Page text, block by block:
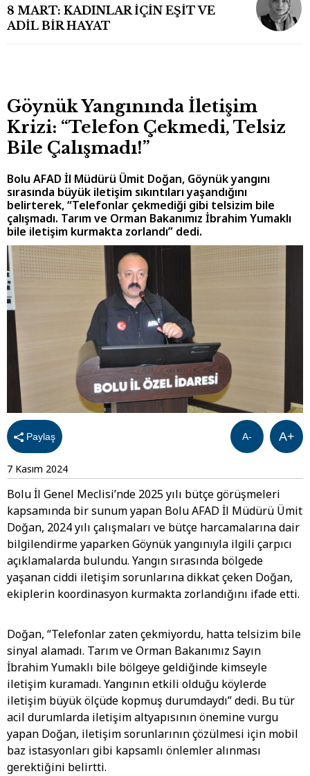
8 MART: KADINLAR İÇİN EŞİT VE
ADİL BİR HAYAT
Göynük Yangınında İletişim
Krizi: “Telefon Çekmedi, Telsiz
Bile Çalışmadı!”
Bolu AFAD İl Müdürü Ümit Doğan, Göynük yangını
sırasında büyük iletişim sıkıntıları yaşandığını
belirterek, “Telefonlar çekmediği gibi telsizim bile
çalışmadı. Tarım ve Orman Bakanımız İbrahim Yumaklı
bile iletişim kurmakta zorlandı” dedi.
Paylaş A+
A-
7 Kasım 2024
Bolu İl Genel Meclisi’nde 2025 yılı bütçe görüşmeleri
kapsamında bir sunum yapan Bolu AFAD İl Müdürü Ümit
Doğan, 2024 yılı çalışmaları ve bütçe harcamalarına dair
bilgilendirme yaparken Göynük yangınıyla ilgili çarpıcı
açıklamalarda bulundu. Yangın sırasında bölgede
yaşanan ciddi iletişim sorunlarına dikkat çeken Doğan,
ekiplerin koordinasyon kurmakta zorlandığını ifade etti.
Doğan, “Telefonlar zaten çekmiyordu, hatta telsizim bile
sinyal alamadı. Tarım ve Orman Bakanımız Sayın
İbrahim Yumaklı bile bölgeye geldiğinde kimseyle
iletişim kuramadı. Yangının etkili olduğu köylerde
iletişim büyük ölçüde kopmuş durumdaydı” dedi. Bu tür
acil durumlarda iletişim altyapısının önemine vurgu
yapan Doğan, iletişim sorunlarının çözülmesi için mobil
baz istasyonları gibi kapsamlı önlemler alınması
gerektiğini belirtti.